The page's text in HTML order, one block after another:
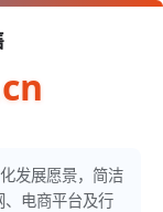
发展愿景，简洁
电商平台及行